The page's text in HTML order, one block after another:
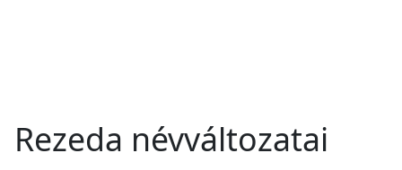
Rezeda névváltozatai